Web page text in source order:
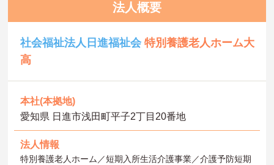
法人概要
社会福祉法人日進福祉会特別養護老人ホーム大
高
本社(本拠地)
愛知県 日進市浅田町平子2丁目20番地
法人情報
特別養護老人ホーム／短期入所生活介護事業／介護予防短期